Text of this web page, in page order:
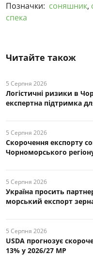
Позначки: соняшник,
спека
Читайте також
5 Серпня 2026
Логістичні ризики в
експертна підтримка
5 Серпня 2026
Скорочення експорту
Чорноморського
5 Серпня 2026
Україна просить
морський експорт
5 Серпня 2026
USDA прогнозує
13% у 2026/27 МР